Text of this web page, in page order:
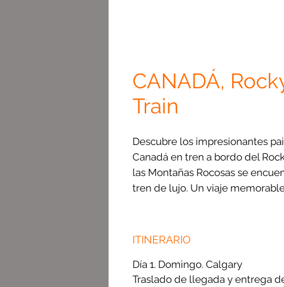
CANADÁ,
Train
Descubre los impresionantes
Canadá en tren a bordo del
las Montañas Rocosas se
tren de lujo. Un viaje
ITINERARIO
Día 1. Domingo. Calgary
Traslado de llegada y entrega